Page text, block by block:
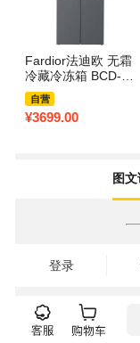
Fardior法迪欧 无霜
冷藏冷冻箱 BCD-4
83WQBGH/NC
自营
¥3699.00
图
登录